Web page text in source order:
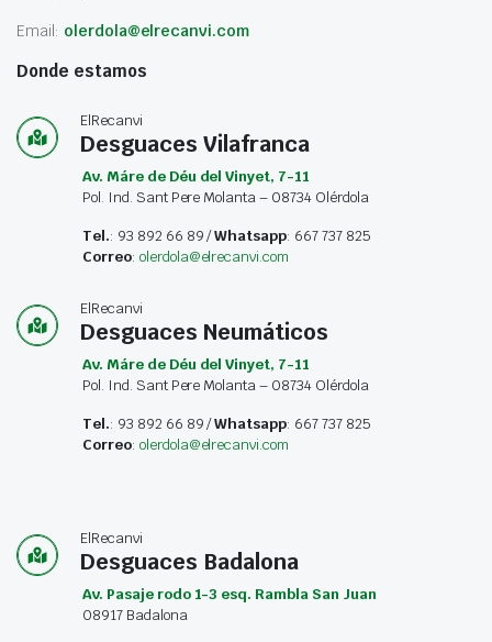
Email: olerdola@elrecanvi.com
Donde estamos
ElRecanvi
Desguaces Vilafranca
Av. Máre de Déu del Vinyet, 7-11
Pol. Ind. Sant Pere Molanta – 08734 Olérdola
Tel.: 93 892 66 89 /Whatsapp: 667 737 825
Correo: olerdola@elrecanvi.com
ElRecanvi
Desguaces Neumáticos
Av. Máre de Déu del Vinyet, 7-11
Pol. Ind. Sant Pere Molanta – 08734 Olérdola
Tel.: 93 892 66 89 /Whatsapp: 667 737 825
Correo: olerdola@elrecanvi.com
ElRecanvi
Desguaces Badalona
Av. Pasaje rodo 1-3 esq. Rambla San Juan
08917 Badalona